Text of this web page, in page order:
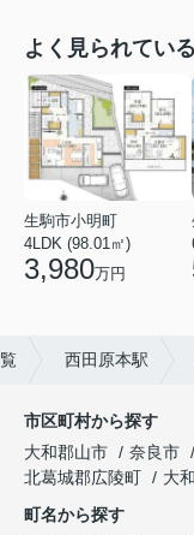
よく見られてい
生駒市小明町
4LDK (98.01㎡)
3,980万円
西田原本駅
市区町村から探す
大和郡山市
奈良市
北葛城郡広陵町
大
町名から探す